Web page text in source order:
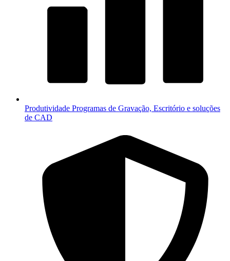
Produtividade Programas de Gravação, Escritório e soluções
de CAD